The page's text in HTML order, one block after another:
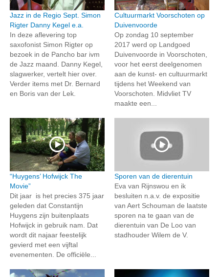
Jazz in de Regio Sept. Simon
Rigter Danny Kegel e.a.
In deze aflevering top
saxofonist Simon Rigter op
bezoek in de Pancho bar ivm
de Jazz maand. Danny Kegel,
slagwerker, vertelt hier over.
Verder items met Dr. Bernard
en Boris van der Lek.
Cultuurmarkt Voorschoten op
Duivenvoorde
Op zondag 10 september
2017 werd op Landgoed
Duivenvoorde in Voorschoten,
voor het eerst deelgenomen
aan de kunst- en cultuurmarkt
tijdens het Weekend van
Voorschoten. Midvliet TV
maakte een...
“Huygens’ Hofwijck The
Movie”
Dit jaar is het precies 375 jaar
geleden dat Constantijn
Huygens zijn buitenplaats
Hofwijck in gebruik nam. Dat
wordt dit najaar feestelijk
gevierd met een vijftal
evenementen. De officiële...
Sporen van de dierentuin
Eva van Rijnswou en ik
besluiten n.a.v. de expositie
van Aert Schouman de laatste
sporen na te gaan van de
dierentuin van De Loo van
stadhouder Wilem de V.